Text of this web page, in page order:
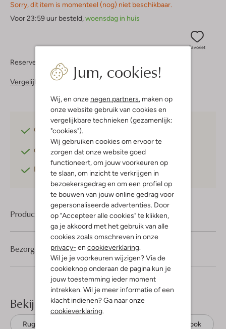
Jum, cookies!
Wij, en onze negen partners, maken op
onze website gebruik van cookies en
vergelijkbare technieken (gezamenlijk:
"cookies").
Wij gebruiken cookies om ervoor te
zorgen dat onze website goed
functioneert, om jouw voorkeuren op
te slaan, om inzicht te verkrijgen in
bezoekersgedrag en om een profiel op
te bouwen van jouw online gedrag voor
gepersonaliseerde advertenties. Door
op "Accepteer alle cookies" te klikken,
ga je akkoord met het gebruik van alle
cookies zoals omschreven in onze
privacy- en cookieverklaring.
Wil je je voorkeuren wijzigen? Via de
cookieknop onderaan de pagina kun je
jouw toestemming ieder moment
intrekken. Wil je meer informatie of een
klacht indienen? Ga naar onze
cookieverklaring.
Sorry, dit item is momenteel (nog) niet beschikbaar.
Voor 23:59 uur besteld,woensdag in huis
Favoriet
Reserveer direct in een van onze 37 boutiques
Vergelijkbare items
Gratis verzending
Gratis retournerenbinnen 30 dagen*
Betaal achteraf met Klarna
Product informatie
Bezorgen & retourneren
Bekijk meer
Rugtassen Leatherlook